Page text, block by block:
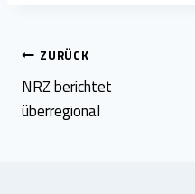
Beitragsnavigation
ZURÜCK
NRZ berichtet
überregional